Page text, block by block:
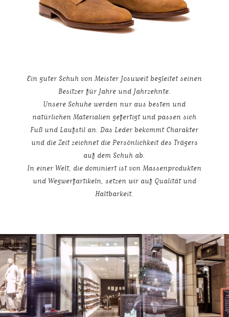
Ein guter Schuh von Meister Josuweit begleitet seinen
Besitzer für Jahre und Jahrzehnte.
Unsere Schuhe werden nur aus besten und
natürlichen Materialien gefertigt und passen sich
Fuß und Laufstil an. Das Leder bekommt Charakter
und die Zeit zeichnet die Persönlichkeit des Trägers
auf dem Schuh ab.
In einer Welt, die dominiert ist von Massenprodukten
und Wegwerfartikeln, setzen wir auf Qualität und